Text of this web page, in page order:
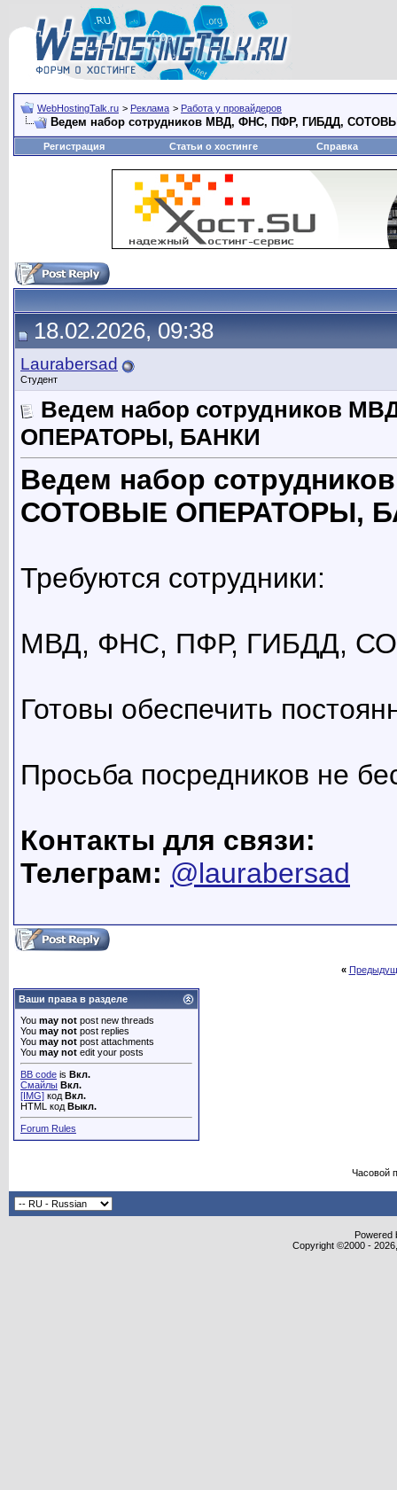
WebHostingTalk.ru > Реклама > Работа у провайдеров
Ведем набор сотрудников МВД, ФНС, ПФР, ГИБДД,
Регистрация Статьи о хостинге Справка
18.02.2026, 09:38
Laurabersad
Студент
Ведем набор сотрудников
ОПЕРАТОРЫ, БАНКИ
Ведем набор
СОТОВЫЕ ОПЕРАТОРЫ,
Требуются сотрудники:
МВД, ФНС, ПФР, ГИБДД,
Готовы обеспечить
Просьба посредников не
Контакты для связи:
Телеграм: @laurabersad
«
Ваши права в разделе
You may not post new threads
You may not post replies
You may not post attachments
You may not edit your posts
BB code is Вкл.
Смайлы Вкл.
[IMG] код Вкл.
HTML код Выкл.
Forum Rules
Часовой
Powered
Copyright ©2000 -